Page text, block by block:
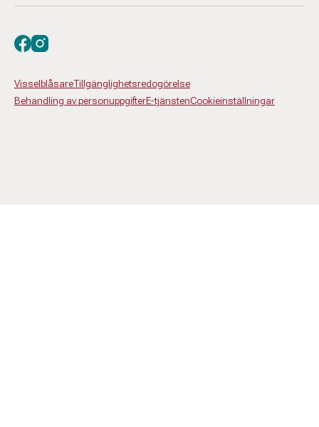
VisselblåsareTillgänglighetsredogörelse
Behandling av personuppgifterE-tjänstenCookieinställningar
Besök oss på facebook
Besök oss på instagram